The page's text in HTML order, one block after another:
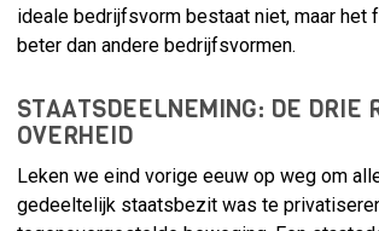
ideale bedrijfsvorm bestaat niet, maar
beter dan andere bedrijfsvormen.
STAATSDEELNEMING: DE DRIE
OVERHEID
Leken we eind vorige eeuw op weg om
gedeeltelijk staatsbezit was te